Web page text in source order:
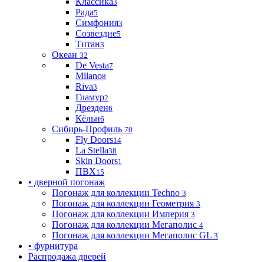
3
Рада5
Симфония3
Созвездие5
Титан3
Океан 32
De Vesta7
Milano8
Riva3
Гламур2
Дрезден6
Кёльн6
Сибирь-Профиль 70
Fly Doors14
La Stella38
Skin Doors1
ПВХ15
• дверной погонаж
Погонаж для коллекции Techno 3
Погонаж для коллекции Геометрия 3
Погонаж для коллекции Империя 3
Погонаж для коллекции Мегаполис 4
Погонаж для коллекции Мегаполис GL 3
• фурнитура
Распродажа дверей